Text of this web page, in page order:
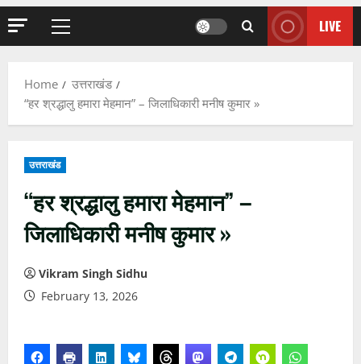
Primary
LIVE
Home
उत्तराखंड
“हर श्रद्धालु हमारा मेहमान” – जिलाधिकारी मनीष कुमार »
उत्तराखंड
“हर श्रद्धालु हमारा मेहमान” –
जिलाधिकारी मनीष कुमार »
Vikram Singh Sidhu
February 13, 2026